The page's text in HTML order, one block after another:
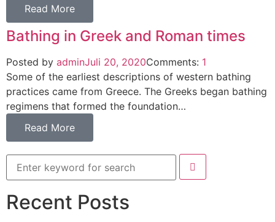
Read More
Bathing in Greek and Roman times
Posted by adminJuli 20, 2020Comments: 1
Some of the earliest descriptions of western bathing
practices came from Greece. The Greeks began bathing
regimens that formed the foundation…
Read More
Recent Posts